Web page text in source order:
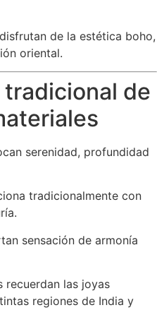
de la estética boho,
oriental.
de
serenidad, profundidad
tradicionalmente con
sensación de armonía
las joyas
regiones de India y